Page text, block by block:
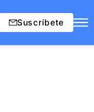
Suscríbete